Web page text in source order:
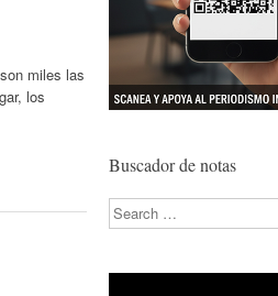
miles las
los
Buscador de notas
Search